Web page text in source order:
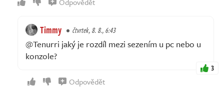
Odpovědět
Timmy čtvrtek, 8. 8., 6:43
@Tenurri jaký je rozdíl mezi sezením u pc nebo u
konzole?
3
Odpovědět